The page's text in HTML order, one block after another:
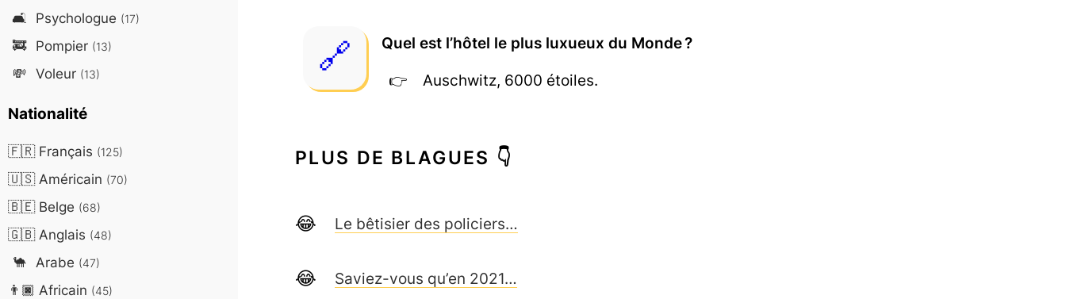
Quel est l’hôtel le plus luxueux du Monde ?
Auschwitz, 6000 étoiles.
PLUS DE BLAGUES 👇
Le bêtisier des policiers…
Saviez-vous qu’en 2021…
🛋️ Psychologue (17)
🚒 Pompier (13)
💸 Voleur (13)
Nationalité
🇫🇷Français (125)
🇺🇸Américain (70)
🇧🇪Belge (68)
🇬🇧Anglais (48)
🐪 Arabe (47)
👨🏿 Africain (45)